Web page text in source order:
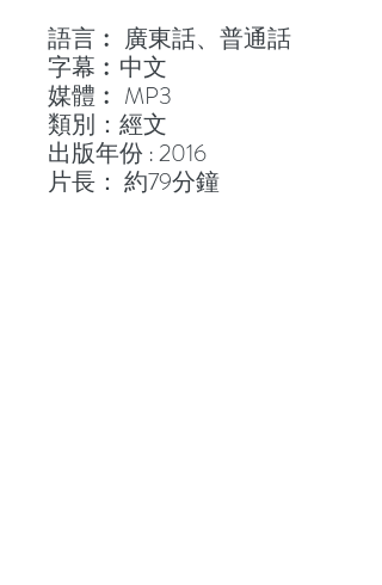
語言︰ 廣東話、普通話
字幕︰中文
媒體︰ MP3
類別：經文
出版年份 : 2016
片長： 約79分鐘